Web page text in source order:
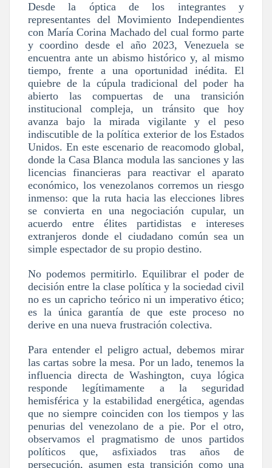
Desde la óptica de los integrantes y
representantes del Movimiento Independientes
con María Corina Machado del cual formo parte
y coordino desde el año 2023, Venezuela se
encuentra ante un abismo histórico y, al mismo
tiempo, frente a una oportunidad inédita. El
quiebre de la cúpula tradicional del poder ha
abierto las compuertas de una transición
institucional compleja, un tránsito que hoy
avanza bajo la mirada vigilante y el peso
indiscutible de la política exterior de los Estados
Unidos. En este escenario de reacomodo global,
donde la Casa Blanca modula las sanciones y las
licencias financieras para reactivar el aparato
económico, los venezolanos corremos un riesgo
inmenso: que la ruta hacia las elecciones libres
se convierta en una negociación cupular, un
acuerdo entre élites partidistas e intereses
extranjeros donde el ciudadano común sea un
simple espectador de su propio destino.
No podemos permitirlo. Equilibrar el poder de
decisión entre la clase política y la sociedad civil
no es un capricho teórico ni un imperativo ético;
es la única garantía de que este proceso no
derive en una nueva frustración colectiva.
Para entender el peligro actual, debemos mirar
las cartas sobre la mesa. Por un lado, tenemos la
influencia directa de Washington, cuya lógica
responde legítimamente a la seguridad
hemisférica y la estabilidad energética, agendas
que no siempre coinciden con los tiempos y las
penurias del venezolano de a pie. Por el otro,
observamos el pragmatismo de unos partidos
políticos que, asfixiados tras años de
persecución, asumen esta transición como una